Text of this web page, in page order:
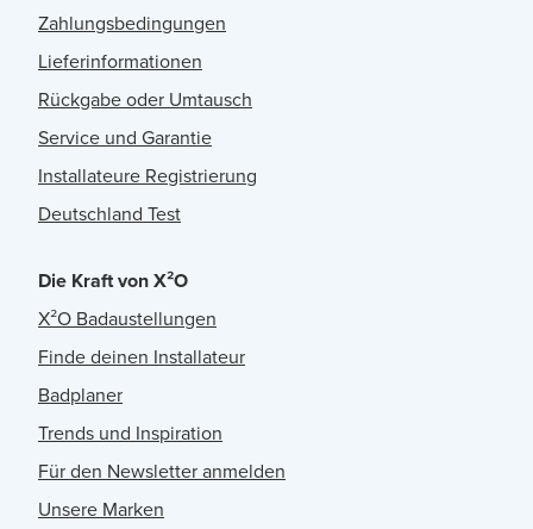
Zahlungsbedingungen
Lieferinformationen
Rückgabe oder Umtausch
Service und Garantie
Installateure Registrierung
Deutschland Test
Die Kraft von X²O
X²O Badaustellungen
Finde deinen Installateur
Badplaner
Trends und Inspiration
Für den Newsletter anmelden
Unsere Marken